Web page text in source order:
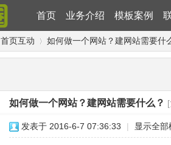
首页 业务介绍 模板案例
首页互动
›
如何做一个网站？建网站需要什
如何做一个网站？建网站需要什么？
发表于 2016-6-7 07:36:33 | 显示全部